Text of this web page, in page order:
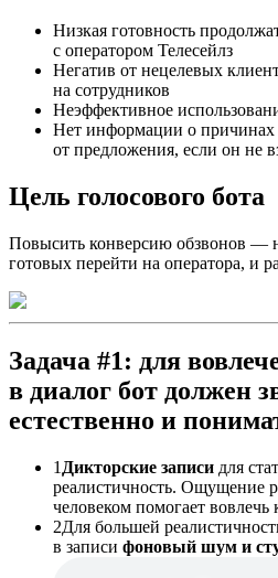
Низкая готовность
с оператором Телесейлз
Негатив от нецелевых
на сотрудников
Неэффективное
Нет информации о причинах
от предложения, если он не
Цель голосового бота
Повысить конверсию обзвонов —
готовых перейти на оператора, и
Задача #1: для
в диалог бот должен
естественно и
1 Дикторские записи для
реалистичность. Ощущение
человеком помогает вовлечь
2Для большей
в записи фоновый шум и